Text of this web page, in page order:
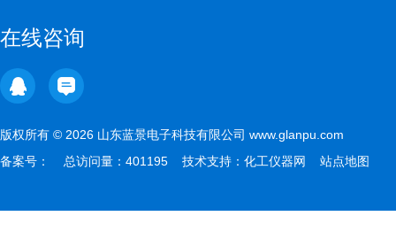
在线咨询
版权所有 © 2026 山东蓝景电子科技有限公司 www.glanpu.com
备案号：
总访问量：401195 技术支持： 化工仪器网 站点地图